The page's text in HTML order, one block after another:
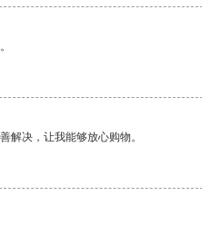
解决，让我能够放心购物。